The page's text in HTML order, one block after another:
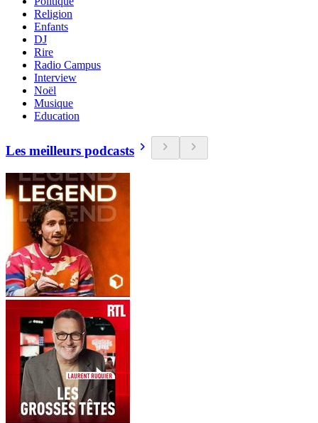
Religion
Enfants
DJ
Rire
Radio Campus
Interview
Noël
Musique
Education
Les meilleurs podcasts